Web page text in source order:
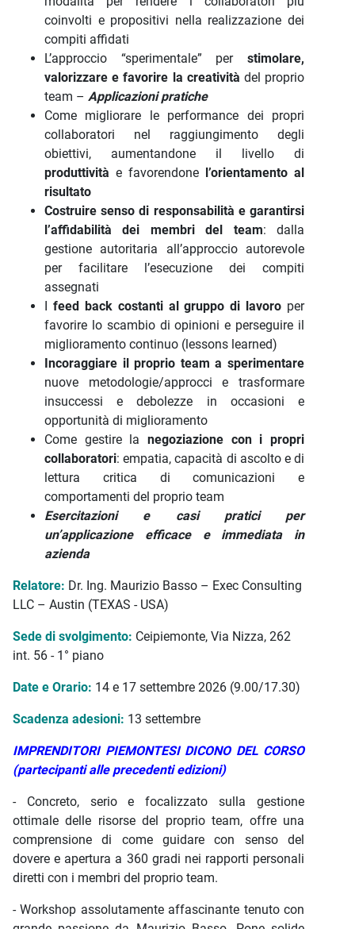
coinvolti e propositivi nella realizzazione dei
compiti affidati
L’approccio “sperimentale” per stimolare,
valorizzare e favorire la creatività del proprio
team – Applicazioni pratiche
Come migliorare le performance dei propri
collaboratori nel raggiungimento degli
obiettivi, aumentandone il livello di
produttività e favorendone l’orientamento al
risultato
Costruire senso di responsabilità e garantirsi
l’affidabilità dei membri del team: dalla
gestione autoritaria all’approccio autorevole
per facilitare l’esecuzione dei compiti
assegnati
I feed back costanti al gruppo di lavoro per
favorire lo scambio di opinioni e perseguire il
miglioramento continuo (lessons learned)
Incoraggiare il proprio team a sperimentare
nuove metodologie/approcci e trasformare
insuccessi e debolezze in occasioni e
opportunità di miglioramento
Come gestire la negoziazione con i propri
collaboratori: empatia, capacità di ascolto e di
lettura critica di comunicazioni e
comportamenti del proprio team
Esercitazioni e casi pratici per
un’applicazione efficace e immediata in
azienda
Relatore: Dr. Ing. Maurizio Basso – Exec Consulting
LLC – Austin (TEXAS - USA)
Sede di svolgimento: Ceipiemonte, Via Nizza, 262
int. 56 - 1° piano
Date e Orario: 14 e 17 settembre 2026 (9.00/17.30)
Scadenza adesioni: 13 settembre
IMPRENDITORI PIEMONTESI DICONO DEL CORSO
(partecipanti alle precedenti edizioni)
- Concreto, serio e focalizzato sulla gestione
ottimale delle risorse del proprio team, offre una
comprensione di come guidare con senso del
dovere e apertura a 360 gradi nei rapporti personali
diretti con i membri del proprio team.
- Workshop assolutamente affascinante tenuto con